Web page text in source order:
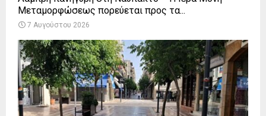
Μεταμορφώσεως πορεύεται προς τα...
7 Αυγούστου 2026